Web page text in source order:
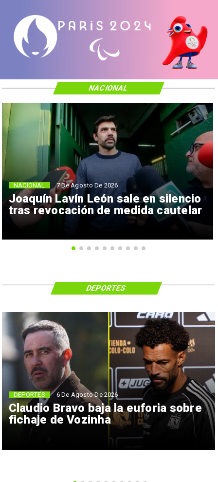
Joaquín Lavín León sale en silencio
tras revocación de medida cautelar
NACIONAL 7 De Agosto De 2026
NACIONAL
Claudio Bravo baja la euforia sobre
fichaje de Vozinha
DEPORTES 6 De Agosto De 2026
DEPORTES